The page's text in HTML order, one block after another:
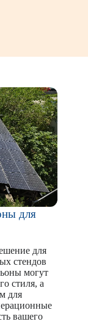
для
для
стендов
могут
стиля, а
для
вашего